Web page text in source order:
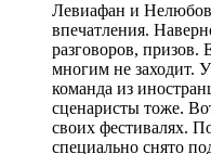
Левиафан и
впечатления.
разговоров, призов.
многим не заходит.
команда из
сценаристы тоже.
своих фестивалях.
специально снято